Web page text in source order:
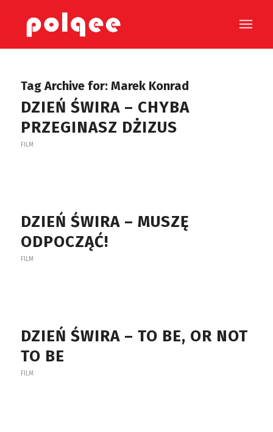
Tag Archive for: Marek Konrad
DZIEŃ ŚWIRA – CHYBA
PRZEGINASZ DŻIZUS
FILM
DZIEŃ ŚWIRA – MUSZĘ
ODPOCZĄĆ!
FILM
DZIEŃ ŚWIRA – TO BE, OR NOT
TO BE
FILM